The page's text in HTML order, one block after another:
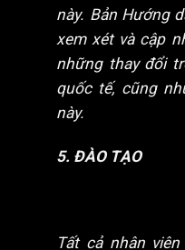
này. Bản Hướng
xem xét và cập
những thay đổi
quốc tế, cũng
này.
5. ĐÀO TẠO
Tất cả nhân